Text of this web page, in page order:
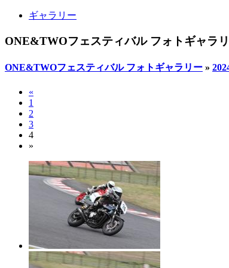
ギャラリー
ONE&TWOフェスティバル フォトギャラ
ONE&TWOフェスティバル フォトギャラリー »
«
1
2
3
4
»